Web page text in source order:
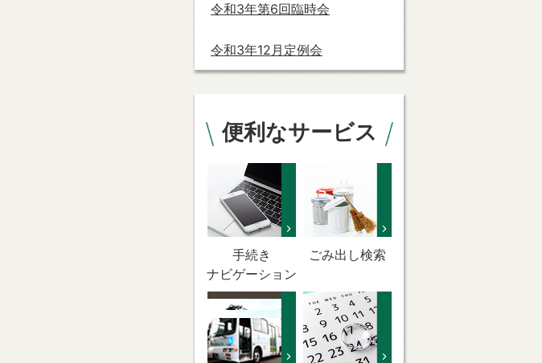
令和3年第6回臨時会
令和3年12月定例会
便利なサービス
手続き
ナビゲーション
ごみ出し検索